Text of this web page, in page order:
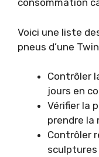
consommation
Voici une liste
pneus d’une
Contrôler
jours en
Vérifier la
prendre la
Contrôler
sculptures